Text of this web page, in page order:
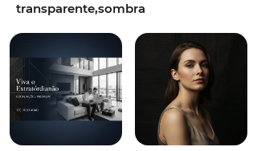
transparente,sombra